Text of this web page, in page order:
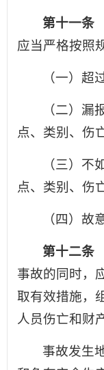
第十一条
应当严格按照
（一）超
（二）漏
点、类别、伤
（三）不
点、类别、伤
（四）故
第十二条
事故的同时，
取有效措施，
人员伤亡和财
事故发生